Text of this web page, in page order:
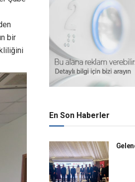
bir
En Son Haberler